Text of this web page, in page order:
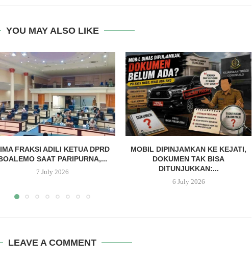
YOU MAY ALSO LIKE
FRAKSI ADILI KETUA DPRD
SAAT PARIPURNA,...
7 July 2026
MOBIL DIPINJAMKAN KE KEJATI,
DOKUMEN TAK BISA
DITUNJUKKAN:...
6 July 2026
LEAVE A COMMENT